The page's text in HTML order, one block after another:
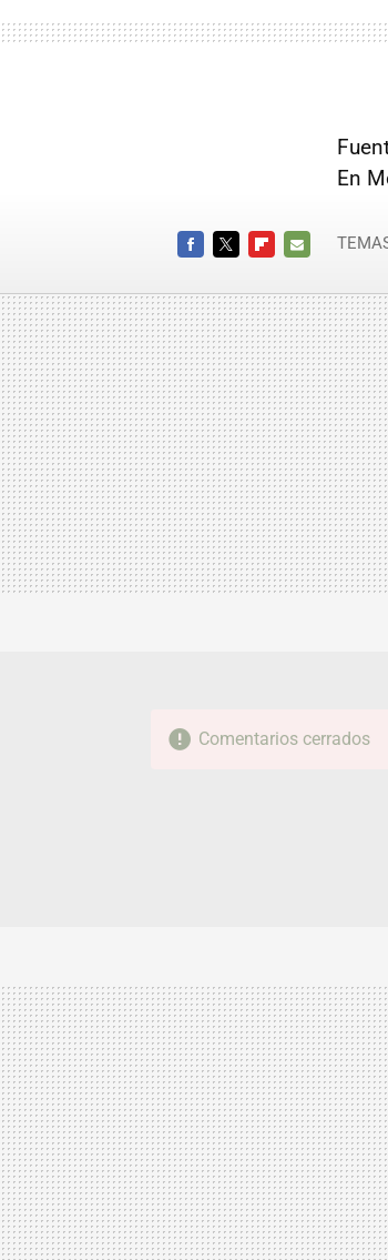
En
MAIL
Comentarios cerrados